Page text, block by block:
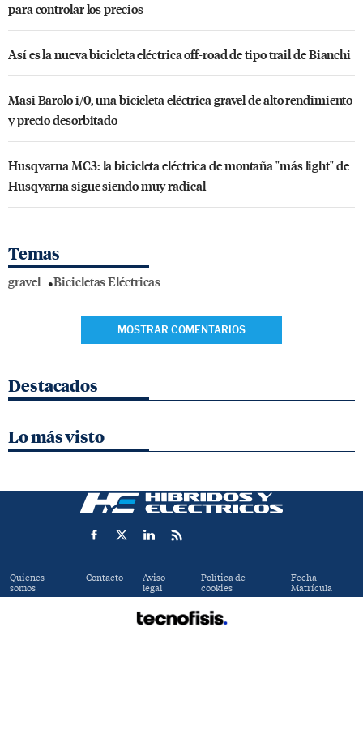
para controlar los precios
Así es la nueva bicicleta eléctrica off-road de tipo trail de Bianchi
Masi Barolo i/0, una bicicleta eléctrica gravel de alto rendimiento
y precio desorbitado
Husqvarna MC3: la bicicleta eléctrica de montaña "más light" de
Husqvarna sigue siendo muy radical
Temas
gravel Bicicletas Eléctricas
MOSTRAR COMENTARIOS
Destacados
Lo más visto
Quienes
somos
Contacto Aviso
legal
Política de
cookies
Fecha
Matrícula